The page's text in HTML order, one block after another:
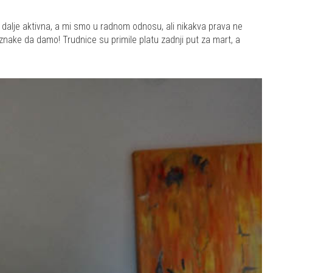
aktivna, a mi smo u radnom odnosu, ali nikakva prava ne
da damo! Trudnice su primile platu zadnji put za mart, a